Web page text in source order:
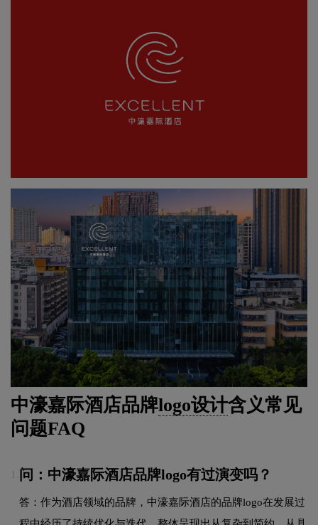
中濠嘉际酒店品牌logo设计含义常见
问题FAQ
问：中濠嘉际酒店品牌logo有过演变吗？
答：作为酒店领域的品牌，中濠嘉际酒店的品牌logo在发展过